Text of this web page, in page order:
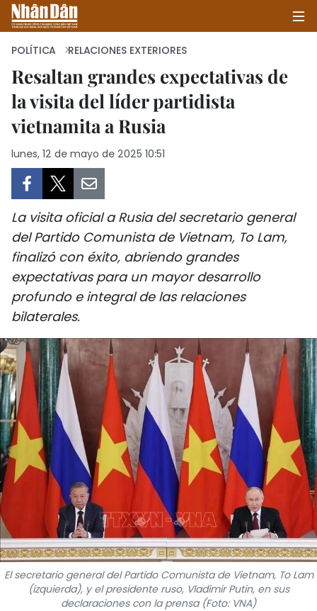
INICIO
POLÍTICA
SALUD - MEDIO AMBIENTE
CULTURA - ENTRETENIMIENTO
INTERNACIONAL
DEPORTES
VIAJES
PUENTE DE AMISTAD
HISTORIAS MULTIMEDIA
FOTOGRAFÍA
¿QUIÉNES SOMOS?
TIẾNG VIỆT
ENGLISH
POLÍTICA RELACIONES EXTERIORES
Resaltan grandes expectativas de
la visita del líder partidista
vietnamita a Rusia
lunes, 12 de mayo de 2025 10:51
La visita oficial a Rusia del secretario general
del Partido Comunista de Vietnam, To Lam,
finalizó con éxito, abriendo grandes
expectativas para un mayor desarrollo
profundo e integral de las relaciones
bilaterales.
El secretario general del Partido Comunista de Vietnam, To Lam
(izquierda), y el presidente ruso, Vladimir Putin, en sus
declaraciones con la prensa (Foto: VNA)